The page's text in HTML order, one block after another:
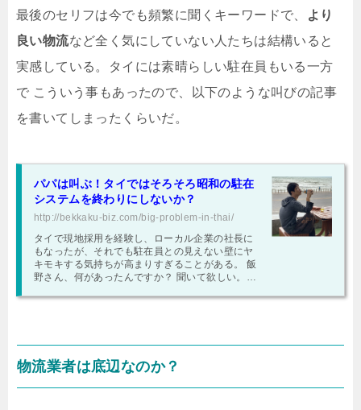
最後のセリフは今でも頻繁に聞くキーワードで、
より
良い物流など全く気にしていない人たちは結構いると
実感している。タイには素晴らしい駐在員もいる一方
で こういう事もあったので、以下のような叫びの記事
を書いてしまったくらいだ。
パパは叫ぶ！タイではそろそろ昭和の駐在
システムを終わりにしないか？
http://bekkaku-biz.com/big-problem-in-thai/
タイで現地採用を経験し、ローカル企業の社長に
もなったが、それでも駐在員との見えない壁にヤ
キモキする気持ちが高まりすぎることがある。 飯
野さん、何があったんですか？ 聞いて欲しい。書
まみれたお話であり、そして無力にも自分の正義
物流業者は底辺なのか？